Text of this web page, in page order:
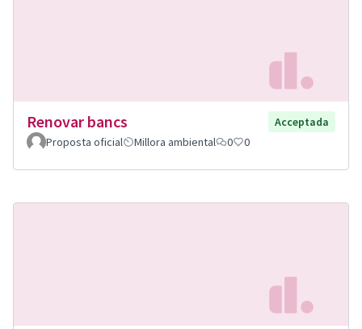
Renovar bancs
Acceptada
Proposta oficial
Millora ambiental 0 0